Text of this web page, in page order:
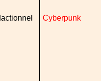
Cyberpunk